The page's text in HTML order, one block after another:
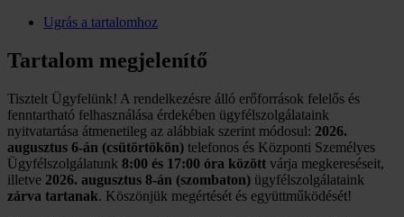
Ugrás a tartalomhoz
Tartalom megjelenítő
Tisztelt Ügyfelünk! A rendelkezésre álló erőforrások felelős és
fenntartható felhasználása érdekében ügyfélszolgálataink
nyitvatartása átmenetileg az alábbiak szerint módosul: 2026.
augusztus 6-án (csütörtökön) telefonos és Központi Személyes
Ügyfélszolgálatunk 8:00 és 17:00 óra között várja megkereséseit,
illetve 2026. augusztus 8-án (szombaton) ügyfélszolgálataink
zárva tartanak. Köszönjük megértését és együttműködését!